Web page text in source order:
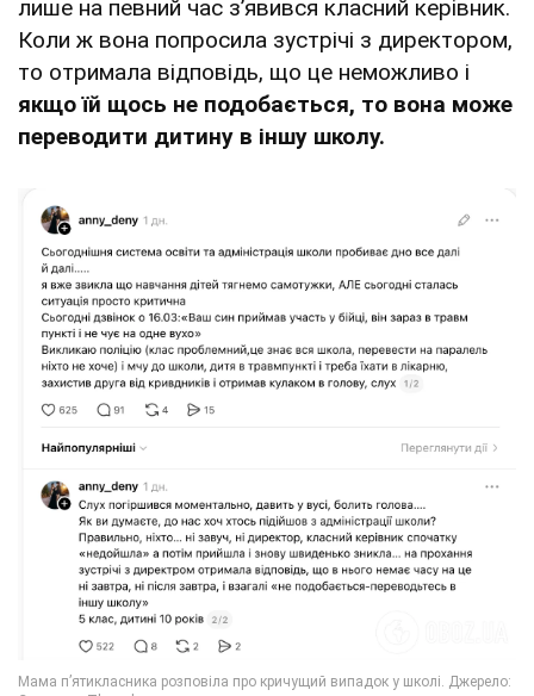
лише на певний час зʼявився класний керівник.
Коли ж вона попросила зустрічі з директором,
то отримала відповідь, що це неможливо і
якщо їй щось не подобається, то вона може
переводити дитину в іншу школу.